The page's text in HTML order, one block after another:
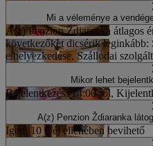
Mi a véleménye a
A(z) Penzion Ždiaranka átlagos
következőket dicsérik leginkább:
elhelyezkedése, Szállodai
Mikor lehet
Bejelentkezés: 14:00-től,
A(z) Penzion Ždiaranka
Igen. 10 €/éj ellenében bevihető